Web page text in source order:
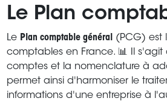
Le Plan
Le Plan comptable général
(PCG) est
comptables en France. 📊 Il
comptes et la nomenclature à
permet ainsi d'harmoniser le
informations d'une entreprise à